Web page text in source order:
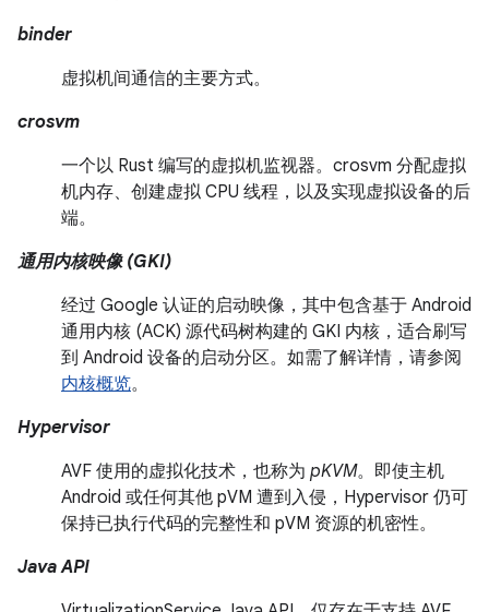
binder
虚拟机间通信的主要方式。
crosvm
一个以 Rust 编写的虚拟机监视器。crosvm 分配虚拟
机内存、创建虚拟 CPU 线程，以及实现虚拟设备的后
端。
通用内核映像 (GKI)
经过 Google 认证的启动映像，其中包含基于 Android
通用内核 (ACK) 源代码树构建的 GKI 内核，适合刷写
到 Android 设备的启动分区。如需了解详情，请参阅
内核概览。
Hypervisor
AVF 使用的虚拟化技术，也称为 pKVM。即使主机
Android 或任何其他 pVM 遭到入侵，Hypervisor 仍可
保持已执行代码的完整性和 pVM 资源的机密性。
Java API